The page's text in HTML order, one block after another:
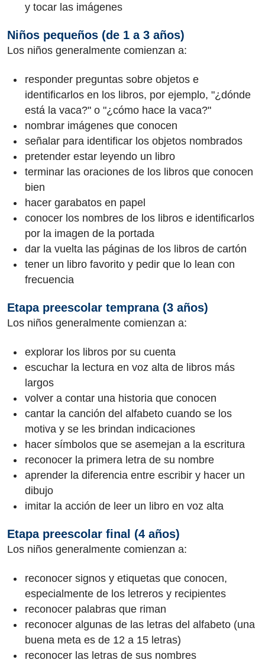
y tocar las imágenes
Niños pequeños (de 1 a 3 años)
Los niños generalmente comienzan a:
responder preguntas sobre objetos e
identificarlos en los libros, por ejemplo, "¿dónde
está la vaca?" o "¿cómo hace la vaca?"
nombrar imágenes que conocen
señalar para identificar los objetos nombrados
pretender estar leyendo un libro
terminar las oraciones de los libros que conocen
bien
hacer garabatos en papel
conocer los nombres de los libros e identificarlos
por la imagen de la portada
dar la vuelta las páginas de los libros de cartón
tener un libro favorito y pedir que lo lean con
frecuencia
Etapa preescolar temprana (3 años)
Los niños generalmente comienzan a:
explorar los libros por su cuenta
escuchar la lectura en voz alta de libros más
largos
volver a contar una historia que conocen
cantar la canción del alfabeto cuando se los
motiva y se les brindan indicaciones
hacer símbolos que se asemejan a la escritura
reconocer la primera letra de su nombre
aprender la diferencia entre escribir y hacer un
dibujo
imitar la acción de leer un libro en voz alta
Etapa preescolar final (4 años)
Los niños generalmente comienzan a:
reconocer signos y etiquetas que conocen,
especialmente de los letreros y recipientes
reconocer palabras que riman
reconocer algunas de las letras del alfabeto (una
buena meta es de 12 a 15 letras)
reconocer las letras de sus nombres